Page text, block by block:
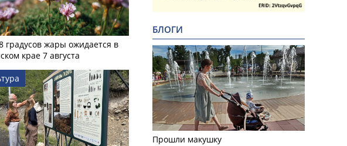
градусов жары ожидается в
крае 7 августа
БЛОГИ
Прошли макушку